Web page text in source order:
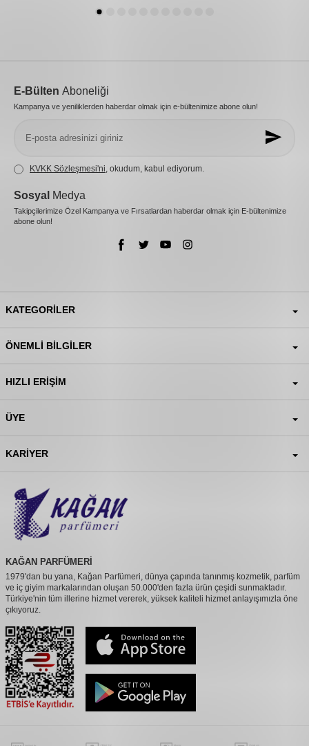
E-Bülten Aboneliği
Kampanya ve yeniliklerden haberdar olmak için e-bültenimize abone olun!
KVKK Sözleşmesi'ni , okudum, kabul ediyorum.
Sosyal Medya
Takipçilerimize Özel Kampanya ve Fırsatlardan haberdar olmak için E-bültenimize
abone olun!
KATEGORILER
ÖNEMLI BILGILER
HIZLI ERIŞIM
ÜYE
KARIYER
KAĞAN PARFÜMERİ
1979'dan bu yana, Kağan Parfümeri, dünya çapında tanınmış kozmetik, parfüm
ve iç giyim markalarından oluşan 50.000'den fazla ürün çeşidi sunmaktadır.
Türkiye'nin tüm illerine hizmet vererek, yüksek kaliteli hizmet anlayışımızla öne
çıkıyoruz.